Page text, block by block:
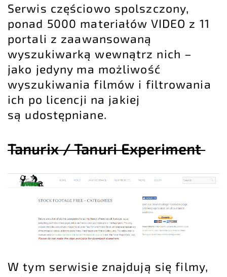
Serwis częściowo spolszczony,
ponad 5000 materiałów VIDEO z 11
portali z zaawansowaną
wyszukiwarką wewnątrz nich –
jako jedyny ma możliwość
wyszukiwania filmów i filtrowania
ich po licencji na jakiej
są udostępniane.
Tanurix / Tanuri Experiment
W tym serwisie znajdują się filmy,